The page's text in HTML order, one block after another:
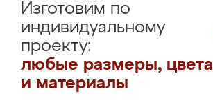
Изготовим по
индивидуальному
проекту:
любые размеры, цвета
и материалы